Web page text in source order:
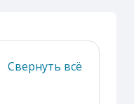
Свернуть всё